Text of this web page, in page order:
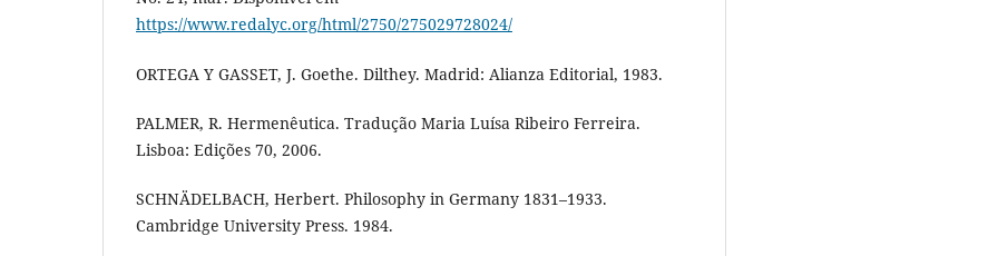
https://www.redalyc.org/html/2750/275029728024/
ORTEGA Y GASSET, J. Goethe. Dilthey. Madrid: Alianza Editorial, 1983.
PALMER, R. Hermenêutica. Tradução Maria Luísa Ribeiro Ferreira.
Lisboa: Edições 70, 2006.
SCHNÄDELBACH, Herbert. Philosophy in Germany 1831–1933.
Cambridge University Press. 1984.